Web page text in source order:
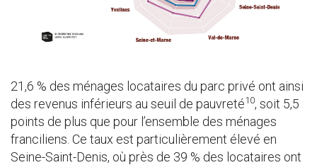
21,6 % des ménages locataires du parc privé ont ainsi
des revenus inférieurs au seuil de pauvreté10, soit 5,5
points de plus que pour l’ensemble des ménages
franciliens. Ce taux est particulièrement élevé en
Seine-Saint-Denis, où près de 39 % des locataires ont